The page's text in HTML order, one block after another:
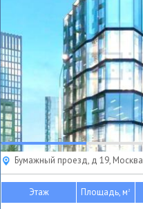
Бумажный проезд, д 19, Москва
Этаж Площадь, м2